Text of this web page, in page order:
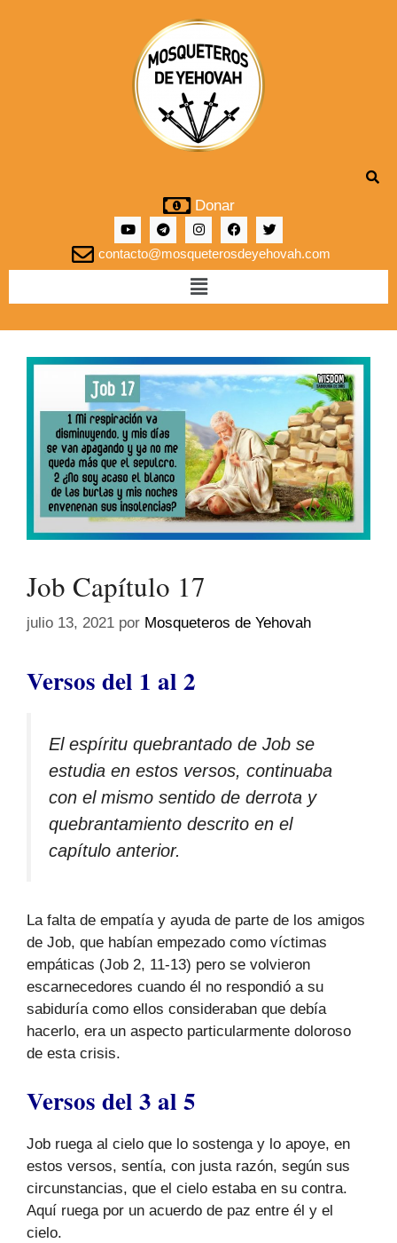
Donar
contacto@mosqueterosdeyehovah.com
Job Capítulo 17
julio 13, 2021 por Mosqueteros de Yehovah
Versos del 1 al 2
El espíritu quebrantado de Job se
estudia en estos versos, continuaba
con el mismo sentido de derrota y
quebrantamiento descrito en el
capítulo anterior.
La falta de empatía y ayuda de parte de los amigos
de Job, que habían empezado como víctimas
empáticas (Job 2, 11-13) pero se volvieron
escarnecedores cuando él no respondió a su
sabiduría como ellos consideraban que debía
hacerlo, era un aspecto particularmente doloroso
de esta crisis.
Versos del 3 al 5
Job ruega al cielo que lo sostenga y lo apoye, en
estos versos, sentía, con justa razón, según sus
circunstancias, que el cielo estaba en su contra.
Aquí ruega por un acuerdo de paz entre él y el
cielo.